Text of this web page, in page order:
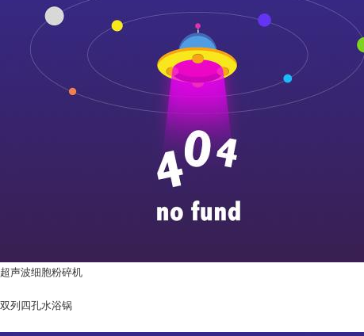
超声波细胞粉碎机
双列四孔水浴锅